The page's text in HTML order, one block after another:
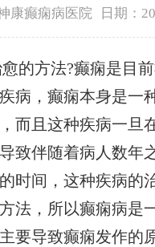
康癫痫病医院 日期：
的方法?癫痫是目
病，癫痫本身是一
而且这种疾病一旦
致伴随着病人数年
时间，这种疾病的
法，所以癫痫病是
要导致癫痫发作的